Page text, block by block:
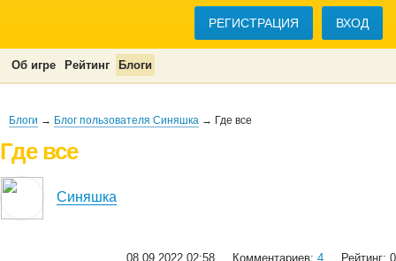
РЕГИСТРАЦИЯ ВХОД
Об игре Рейтинг Блоги
Блоги → Блог пользователя Синяшка → Где все
Где все
Синяшка
08.09.2022 02:58 Комментариев: 4
Рейтинг: 0